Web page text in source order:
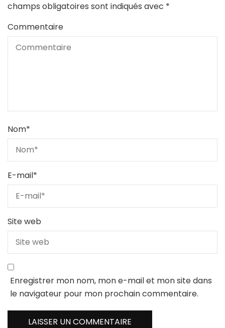
champs obligatoires sont indiqués avec *
Commentaire
Nom*
E-mail*
Site web
Enregistrer mon nom, mon e-mail et mon site dans
le navigateur pour mon prochain commentaire.